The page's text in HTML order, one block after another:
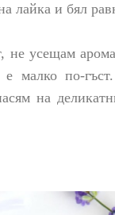
лайка и бял
усещам
по-гъст.
на